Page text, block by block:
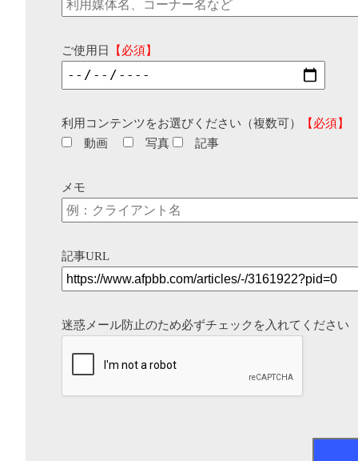
ご使用日 【必須】
利用コンテンツをお選びください（複数可）
【必須】
動画
写真 記事
メモ
記事URL
迷惑メール防止のため必ずチェックを入れてください